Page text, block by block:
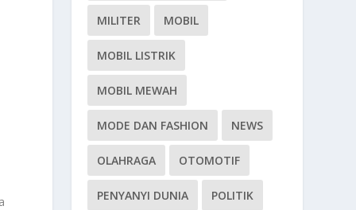
MILITER MOBIL
MOBIL LISTRIK
MOBIL MEWAH
MODE DAN FASHION NEWS
OLAHRAGA OTOMOTIF
PENYANYI DUNIA POLITIK